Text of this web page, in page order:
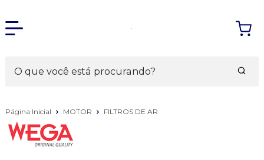
Página Inicial MOTOR FILTROS DE AR